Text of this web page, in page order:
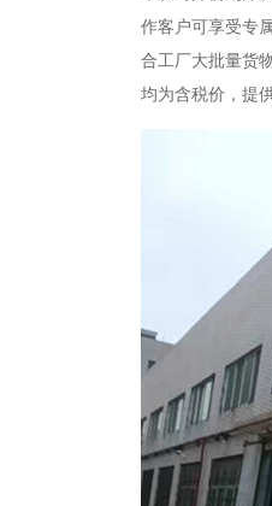
作客户可享受专
合工厂大批量货
均为含税价，提